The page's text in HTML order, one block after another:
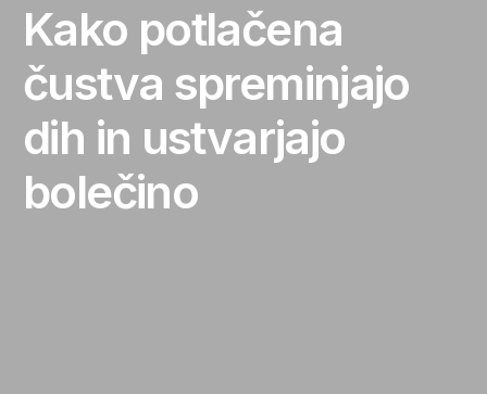
Kako potlačena
čustva spreminjajo
dih in ustvarjajo
bolečino